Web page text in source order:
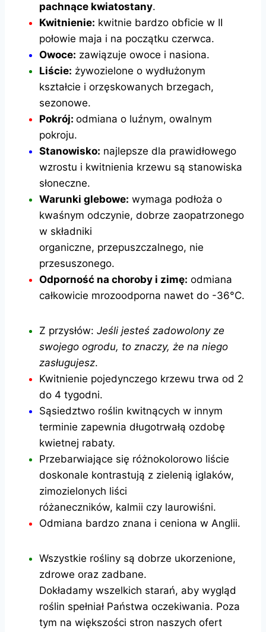
pachnące kwiatostany.
Kwitnienie: kwitnie bardzo obficie w II
połowie maja i na początku czerwca.
Owoce: zawiązuje owoce i nasiona.
Liście: żywozielone o wydłużonym
kształcie i orzęskowanych brzegach,
sezonowe.
Pokrój: odmiana o luźnym, owalnym
pokroju.
Stanowisko: najlepsze dla prawidłowego
wzrostu i kwitnienia krzewu są stanowiska
słoneczne.
Warunki glebowe: wymaga podłoża o
kwaśnym odczynie, dobrze zaopatrzonego
w składniki
organiczne, przepuszczalnego, nie
przesuszonego.
Odporność na choroby i zimę: odmiana
całkowicie mrozoodporna nawet do -36°C.
Z przysłów: Jeśli jesteś zadowolony ze
swojego ogrodu, to znaczy, że na niego
zasługujesz.
Kwitnienie pojedynczego krzewu trwa od 2
do 4 tygodni.
Sąsiedztwo roślin kwitnących w innym
terminie zapewnia długotrwałą ozdobę
kwietnej rabaty.
Przebarwiające się różnokolorowo liście
doskonale kontrastują z zielenią iglaków,
zimozielonych liści
różaneczników, kalmii czy laurowiśni.
Odmiana bardzo znana i ceniona w Anglii.
Wszystkie rośliny są dobrze ukorzenione,
zdrowe oraz zadbane.
Dokładamy wszelkich starań, aby wygląd
roślin spełniał Państwa oczekiwania. Poza
tym na większości stron naszych ofert